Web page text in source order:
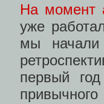
На момент
уже
мы
первый